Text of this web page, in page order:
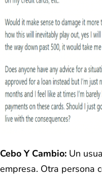
Cebo Y Cambio: Un
empresa. Otra persona